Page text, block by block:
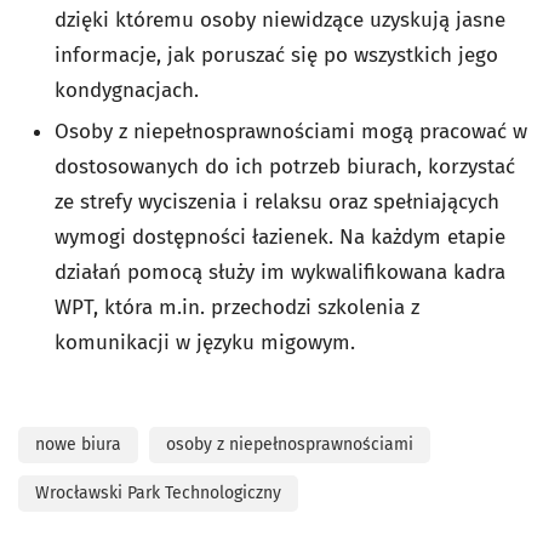
dzięki któremu osoby niewidzące uzyskują jasne
informacje, jak poruszać się po wszystkich jego
kondygnacjach.
Osoby z niepełnosprawnościami mogą pracować w
dostosowanych do ich potrzeb biurach, korzystać
ze strefy wyciszenia i relaksu oraz spełniających
wymogi dostępności łazienek. Na każdym etapie
działań pomocą służy im wykwalifikowana kadra
WPT, która m.in. przechodzi szkolenia z
komunikacji w języku migowym.
nowe biura osoby z niepełnosprawnościami
Wrocławski Park Technologiczny